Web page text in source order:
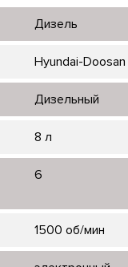
Дизель
Hyundai-Doosan
Дизельный
8 л
6
1500 об/мин